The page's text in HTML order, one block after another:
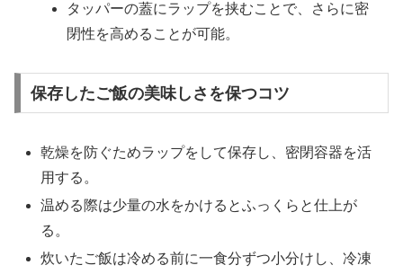
タッパーの蓋にラップを挟むことで、さらに密
閉性を高めることが可能。
保存したご飯の美味しさを保つコツ
乾燥を防ぐためラップをして保存し、密閉容器を活
用する。
温める際は少量の水をかけるとふっくらと仕上が
る。
炊いたご飯は冷める前に一食分ずつ小分けし、冷凍